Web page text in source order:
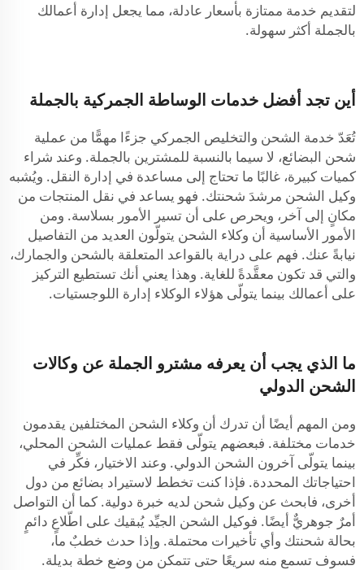
لتقديم خدمة ممتازة بأسعار عادلة، مما يجعل إدارة أعمالك
بالجملة أكثر سهولة.
أين تجد أفضل خدمات الوساطة الجمركية بالجملة
تُعَدّ خدمة الشحن والتخليص الجمركي جزءًا مهمًّا من عملية
شحن البضائع، لا سيما بالنسبة للمشترين بالجملة. وعند شراء
كميات كبيرة، غالبًا ما تحتاج إلى مساعدة في إدارة النقل. ويُشبه
وكيل الشحن مرشدَ شحنتك. فهو يساعد في نقل المنتجات من
مكانٍ إلى آخر، ويحرص على أن تسير الأمور بسلاسة. ومن
الأمور الأساسية أن وكلاء الشحن يتولّون العديد من التفاصيل
نيابةً عنك. فهم على دراية بالقواعد المتعلقة بالشحن والجمارك،
والتي قد تكون معقَّدةً للغاية. وهذا يعني أنك تستطيع التركيز
على أعمالك بينما يتولّى هؤلاء الوكلاء إدارة اللوجستيات.
ما الذي يجب أن يعرفه مشترو الجملة عن وكالات
الشحن الدولي
ومن المهم أيضًا أن تدرك أن وكلاء الشحن المختلفين يقدمون
خدمات مختلفة. فبعضهم يتولّى فقط عمليات الشحن المحلي،
بينما يتولّى آخرون الشحن الدولي. وعند الاختيار، فكِّر في
احتياجاتك المحددة. فإذا كنت تخطط لاستيراد بضائع من دول
أخرى، فابحث عن وكيل شحن لديه خبرة دولية. كما أن التواصل
أمرٌ جوهريٌّ أيضًا. فوكيل الشحن الجيِّد يُبقيك على اطّلاعٍ دائمٍ
بحالة شحنتك وأي تأخيرات محتملة. وإذا حدث خطبٌ ما،
فسوف تسمع منه سريعًا حتى تتمكن من وضع خطة بديلة.